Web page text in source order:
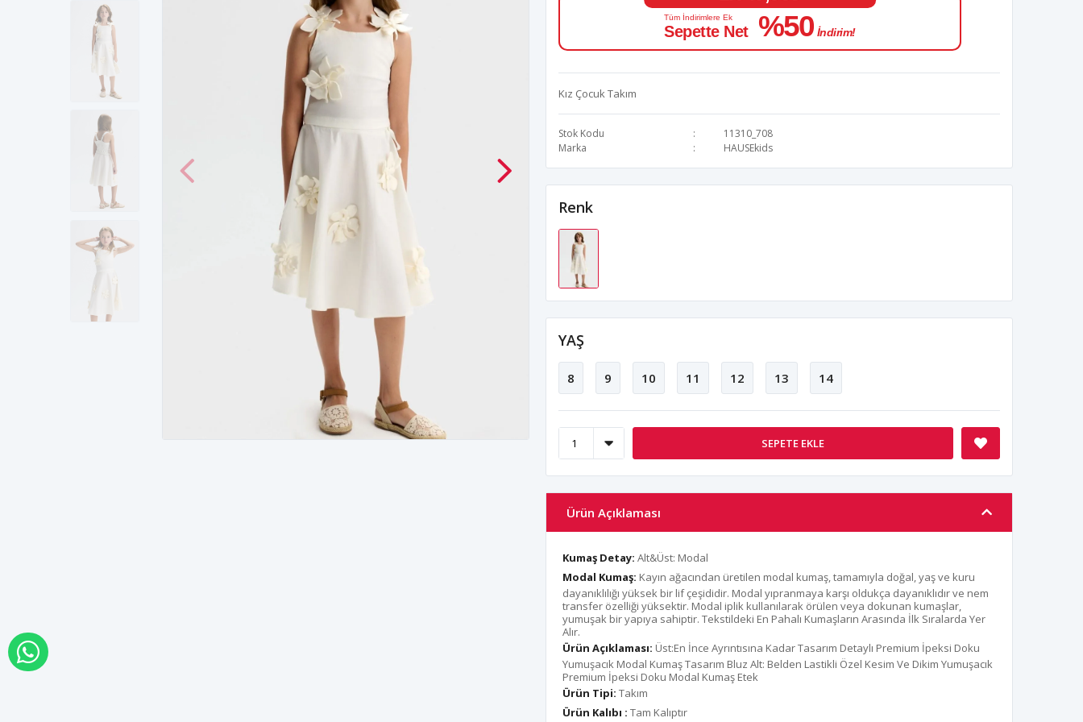
Tüm İndirimlere Ek
Sepette Net %50 İndirim!
Kız Çocuk Takım
Stok Kodu
11310_708
Marka
HAUSEkids
Renk
YAŞ
8 9 10 11 12 13 14
SEPETE EKLE
Ürün Açıklaması
Kumaş Detay: Alt&Üst: Modal
Modal Kumaş: Kayın ağacından üretilen modal kumaş, tamamıyla doğal, yaş ve kuru
dayanıklılığı yüksek bir lif çeşididir. Modal yıpranmaya karşı oldukça dayanıklıdır ve nem
transfer özelliği yüksektir. Modal iplik kullanılarak örülen veya dokunan kumaşlar,
yumuşak bir yapıya sahiptir. Tekstildeki En Pahalı Kumaşların Arasında İlk Sıralarda Yer
Alır.
Ürün Açıklaması: Üst:En İnce Ayrıntısına Kadar Tasarım Detaylı Premium İpeksi Doku
Yumuşacık Modal Kumaş Tasarım Bluz Alt: Belden Lastikli Özel Kesim Ve Dikim Yumuşacık
Premium İpeksi Doku Modal Kumaş Etek
Ürün Tipi: Takım
Ürün Kalıbı : Tam Kalıptır